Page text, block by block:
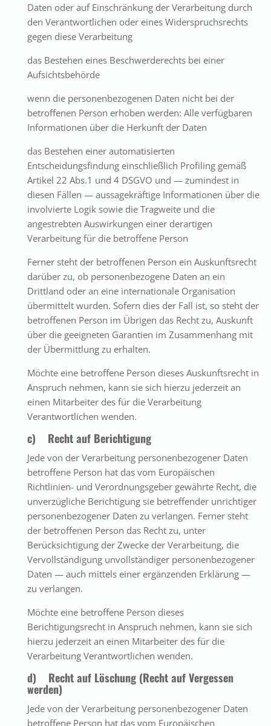
Daten oder auf Einschränkung der Verarbeitung durch
den Verantwortlichen oder eines Widerspruchsrechts
gegen diese Verarbeitung
das Bestehen eines Beschwerderechts bei einer
Aufsichtsbehörde
wenn die personenbezogenen Daten nicht bei der
betroffenen Person erhoben werden: Alle verfügbaren
Informationen über die Herkunft der Daten
das Bestehen einer automatisierten
Entscheidungsfindung einschließlich Profiling gemäß
Artikel 22 Abs.1 und 4 DSGVO und — zumindest in
diesen Fällen — aussagekräftige Informationen über die
involvierte Logik sowie die Tragweite und die
angestrebten Auswirkungen einer derartigen
Verarbeitung für die betroffene Person
Ferner steht der betroffenen Person ein Auskunftsrecht
darüber zu, ob personenbezogene Daten an ein
Drittland oder an eine internationale Organisation
übermittelt wurden. Sofern dies der Fall ist, so steht der
betroffenen Person im Übrigen das Recht zu, Auskunft
über die geeigneten Garantien im Zusammenhang mit
der Übermittlung zu erhalten.
Möchte eine betroffene Person dieses Auskunftsrecht in
Anspruch nehmen, kann sie sich hierzu jederzeit an
einen Mitarbeiter des für die Verarbeitung
Verantwortlichen wenden.
c) Recht auf Berichtigung
Jede von der Verarbeitung personenbezogener Daten
betroffene Person hat das vom Europäischen
Richtlinien- und Verordnungsgeber gewährte Recht, die
unverzügliche Berichtigung sie betreffender unrichtiger
personenbezogener Daten zu verlangen. Ferner steht
der betroffenen Person das Recht zu, unter
Berücksichtigung der Zwecke der Verarbeitung, die
Vervollständigung unvollständiger personenbezogener
Daten — auch mittels einer ergänzenden Erklärung —
zu verlangen.
Möchte eine betroffene Person dieses
Berichtigungsrecht in Anspruch nehmen, kann sie sich
hierzu jederzeit an einen Mitarbeiter des für die
Verarbeitung Verantwortlichen wenden.
d) Recht auf Löschung (Recht auf Vergessen
werden)
Jede von der Verarbeitung personenbezogener Daten
betroffene Person hat das vom Europäischen